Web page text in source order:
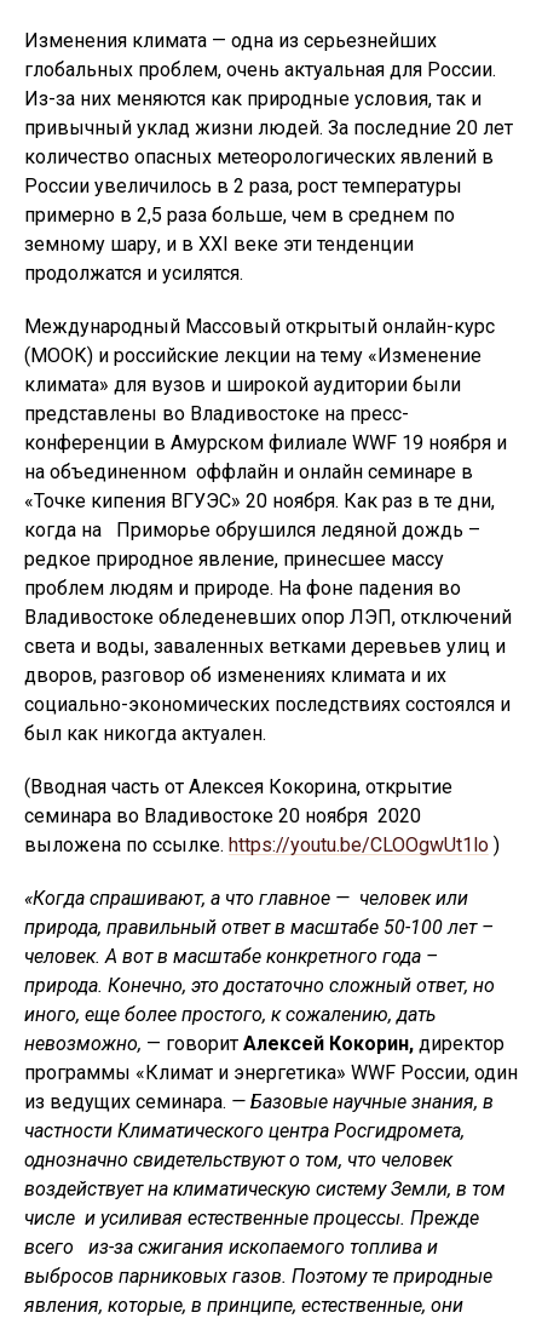
Изменения климата — одна из серьезнейших
глобальных проблем, очень актуальная для России.
Из-за них меняются как природные условия, так и
привычный уклад жизни людей. За последние 20 лет
количество опасных метеорологических явлений в
России увеличилось в 2 раза, рост температуры
примерно в 2,5 раза больше, чем в среднем по
земному шару, и в XXI веке эти тенденции
продолжатся и усилятся.
Международный Массовый открытый онлайн-курс
(МООК) и российские лекции на тему «Изменение
климата» для вузов и широкой аудитории были
представлены во Владивостоке на пресс-
конференции в Амурском филиале WWF 19 ноября и
на объединенном оффлайн и онлайн семинаре в
«Точке кипения ВГУЭС» 20 ноября. Как раз в те дни,
когда на Приморье обрушился ледяной дождь –
редкое природное явление, принесшее массу
проблем людям и природе. На фоне падения во
Владивостоке обледеневших опор ЛЭП, отключений
света и воды, заваленных ветками деревьев улиц и
дворов, разговор об изменениях климата и их
социально-экономических последствиях состоялся и
был как никогда актуален.
(Вводная часть от Алексея Кокорина, открытие
семинара во Владивостоке 20 ноября 2020
выложена по ссылке. https://youtu.be/CLOOgwUt1lo )
«Когда спрашивают, а что главное — человек или
природа, правильный ответ в масштабе 50-100 лет –
человек. А вот в масштабе конкретного года –
природа. Конечно, это достаточно сложный ответ, но
иного, еще более простого, к сожалению, дать
невозможно, — говорит Алексей Кокорин, директор
программы «Климат и энергетика» WWF России, один
из ведущих семинара. — Базовые научные знания, в
частности Климатического центра Росгидромета,
однозначно свидетельствуют о том, что человек
воздействует на климатическую систему Земли, в том
числе и усиливая естественные процессы. Прежде
всего из-за сжигания ископаемого топлива и
выбросов парниковых газов. Поэтому те природные
явления, которые, в принципе, естественные, они